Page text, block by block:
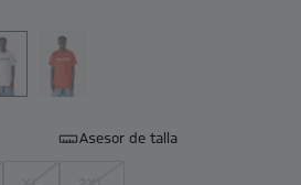
Asesor de talla